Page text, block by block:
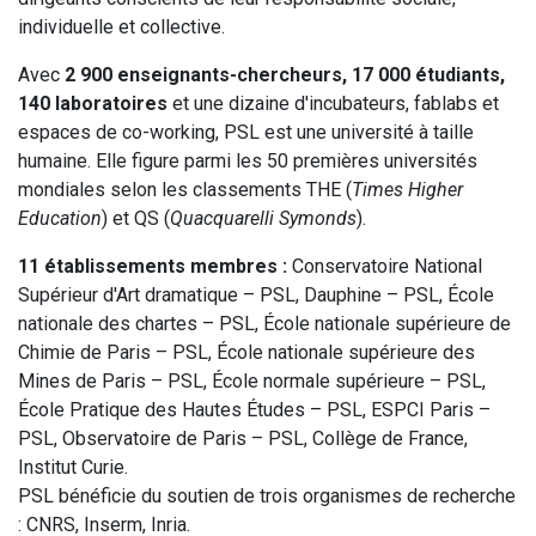
individuelle et collective.
Avec 2 900 enseignants-chercheurs, 17 000 étudiants,
140 laboratoires et une dizaine d'incubateurs, fablabs et
espaces de co-working, PSL est une université à taille
humaine. Elle figure parmi les 50 premières universités
mondiales selon les classements THE (Times Higher
Education) et QS (Quacquarelli Symonds).
11 établissements membres : Conservatoire National
Supérieur d'Art dramatique – PSL, Dauphine – PSL, École
nationale des chartes – PSL, École nationale supérieure de
Chimie de Paris – PSL, École nationale supérieure des
Mines de Paris – PSL, École normale supérieure – PSL,
École Pratique des Hautes Études – PSL, ESPCI Paris –
PSL, Observatoire de Paris – PSL, Collège de France,
Institut Curie.
PSL bénéficie du soutien de trois organismes de recherche
: CNRS, Inserm, Inria.